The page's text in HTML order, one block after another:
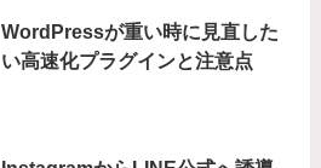
WordPressが重い時に見直した
い高速化プラグインと注意点